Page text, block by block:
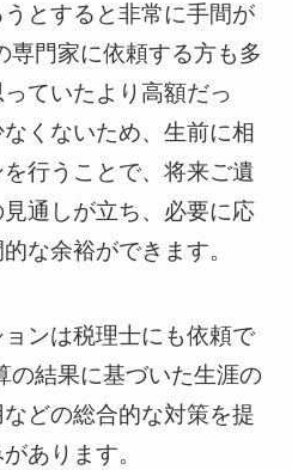
とすると非常に手間が
専門家に依頼する方も多
ていたより高額だっ
くないため、生前に相
行うことで、将来ご遺
通しが立ち、必要に応
な余裕ができます。
ンは税理士にも依頼で
の結果に基づいた生涯の
どの総合的な対策を提
あります。